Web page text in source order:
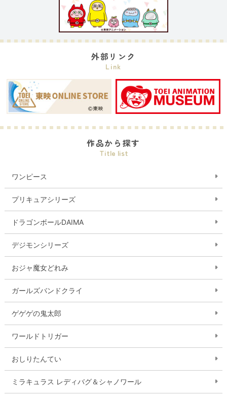
外部リンク
Link
作品から探す
Title list
ワンピース
プリキュアシリーズ
ドラゴンボールDAIMA
デジモンシリーズ
おジャ魔女どれみ
ガールズバンドクライ
ゲゲゲの鬼太郎
ワールドトリガー
おしりたんてい
ミラキュラス レディバグ＆シャノワール